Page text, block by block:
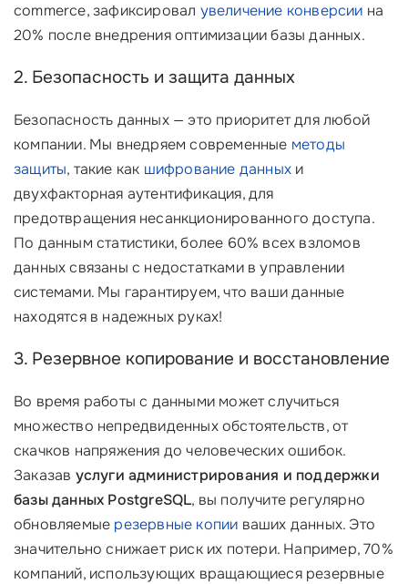
commerce, зафиксировал увеличение конверсии на
20% после внедрения оптимизации базы данных.
2. Безопасность и защита данных
Безопасность данных — это приоритет для любой
компании. Мы внедряем современные методы
защиты, такие как шифрование данных и
двухфакторная аутентификация, для
предотвращения несанкционированного доступа.
По данным статистики, более 60% всех взломов
данных связаны с недостатками в управлении
системами. Мы гарантируем, что ваши данные
находятся в надежных руках!
3. Резервное копирование и восстановление
Во время работы с данными может случиться
множество непредвиденных обстоятельств, от
скачков напряжения до человеческих ошибок.
Заказав услуги администрирования и поддержки
базы данных PostgreSQL, вы получите регулярно
обновляемые резервные копии ваших данных. Это
значительно снижает риск их потери. Например, 70%
компаний, использующих вращающиеся резервные